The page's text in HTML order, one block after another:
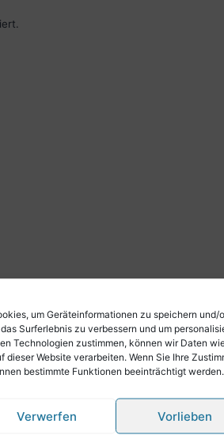
um Geräteinformationen zu speichern und/
Surferlebnis zu verbessern und um
Technologien zustimmen, können wir Daten
Website verarbeiten. Wenn Sie Ihre
bestimmte Funktionen beeinträchtigt werden.
Verwerfen Vorlieben